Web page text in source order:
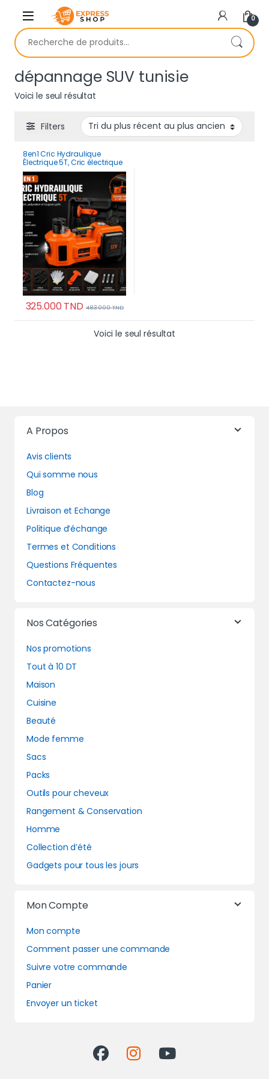
Skip to navigation
Skip to content
0
Recherche pour :
dépannage SUV tunisie
Voici le seul résultat
Filters
8en1 Cric Hydraulique
Électrique 5T, Cric électrique
Voiture 12V avec Pompe
Gonflable et lumière LED
325.000TND 483.000TND
Voici le seul résultat
A Propos
Avis clients
Qui somme nous
Blog
Livraison et Echange
Politique d’échange
Termes et Conditions
Questions Fréquentes
Contactez-nous
Nos Catégories
Nos promotions
Tout à 10 DT
Maison
Cuisine
Beauté
Mode femme
Sacs
Packs
Outils pour cheveux
Rangement & Conservation
Homme
Collection d’été
Gadgets pour tous les jours
Mon Compte
Mon compte
Comment passer une commande
Suivre votre commande
Panier
Envoyer un ticket